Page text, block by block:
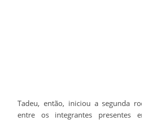
Tadeu, então, iniciou a segunda
entre os integrantes presentes